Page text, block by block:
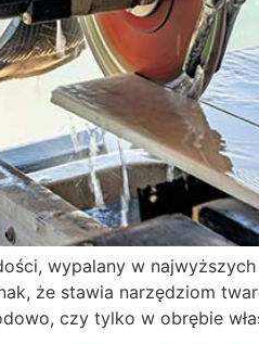
wypalany w
że stawia narzędziom
czy tylko w obrębie